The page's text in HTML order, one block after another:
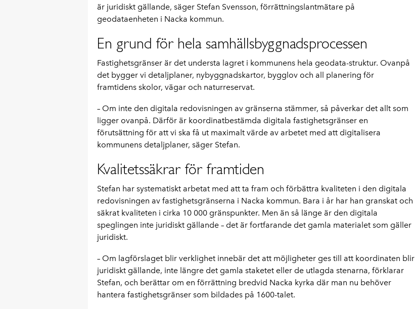
är juridiskt gällande, säger Stefan Svensson, förrättningslantmätare på
geodataenheten i Nacka kommun.
En grund för hela samhällsbyggnadsprocessen
Fastighetsgränser är det understa lagret i kommunens hela geodata-struktur. Ovanpå
det bygger vi detaljplaner, nybyggnadskartor, bygglov och all planering för
framtidens skolor, vägar och naturreservat.
– Om inte den digitala redovisningen av gränserna stämmer, så påverkar det allt som
ligger ovanpå. Därför är koordinatbestämda digitala fastighetsgränser en
förutsättning för att vi ska få ut maximalt värde av arbetet med att digitalisera
kommunens detaljplaner, säger Stefan.
Kvalitetssäkrar för framtiden
Stefan har systematiskt arbetat med att ta fram och förbättra kvaliteten i den digitala
redovisningen av fastighetsgränserna i Nacka kommun. Bara i år har han granskat och
säkrat kvaliteten i cirka 10 000 gränspunkter. Men än så länge är den digitala
speglingen inte juridiskt gällande – det är fortfarande det gamla materialet som gäller
juridiskt.
– Om lagförslaget blir verklighet innebär det att möjligheter ges till att koordinaten blir
juridiskt gällande, inte längre det gamla staketet eller de utlagda stenarna, förklarar
Stefan, och berättar om en förrättning bredvid Nacka kyrka där man nu behöver
hantera fastighetsgränser som bildades på 1600-talet.